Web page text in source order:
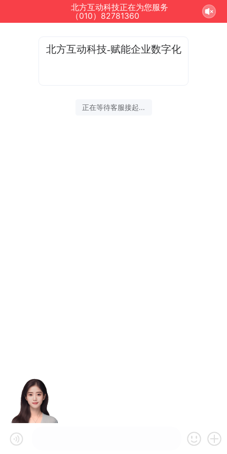
北方互动科技正在为您服务
（010）82781360
北方互动科技-赋能企业数字化
正在等待客服接起...